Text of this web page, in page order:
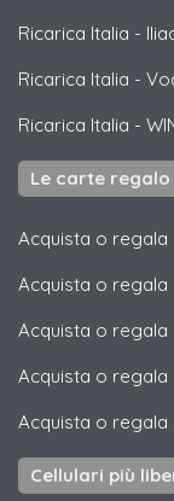
Ricarica Italia -
Ricarica Italia -
Ricarica Italia -
Le carte
Acquista o regala
Acquista o regala
Acquista o regala
Acquista o regala
Acquista o regala
Cellulari più